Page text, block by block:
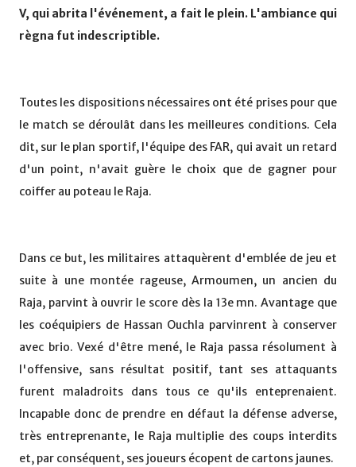
V, qui abrita l'événement, a fait le plein. L'ambiance qui
règna fut indescriptible.
Toutes les dispositions nécessaires ont été prises pour que
le match se déroulât dans les meilleures conditions. Cela
dit, sur le plan sportif, l'équipe des FAR, qui avait un retard
d'un point, n'avait guère le choix que de gagner pour
coiffer au poteau le Raja.
Dans ce but, les militaires attaquèrent d'emblée de jeu et
suite à une montée rageuse, Armoumen, un ancien du
Raja, parvint à ouvrir le score dès la 13e mn. Avantage que
les coéquipiers de Hassan Ouchla parvinrent à conserver
avec brio. Vexé d'être mené, le Raja passa résolument à
l'offensive, sans résultat positif, tant ses attaquants
furent maladroits dans tous ce qu'ils enteprenaient.
Incapable donc de prendre en défaut la défense adverse,
très entreprenante, le Raja multiplie des coups interdits
et, par conséquent, ses joueurs écopent de cartons jaunes.